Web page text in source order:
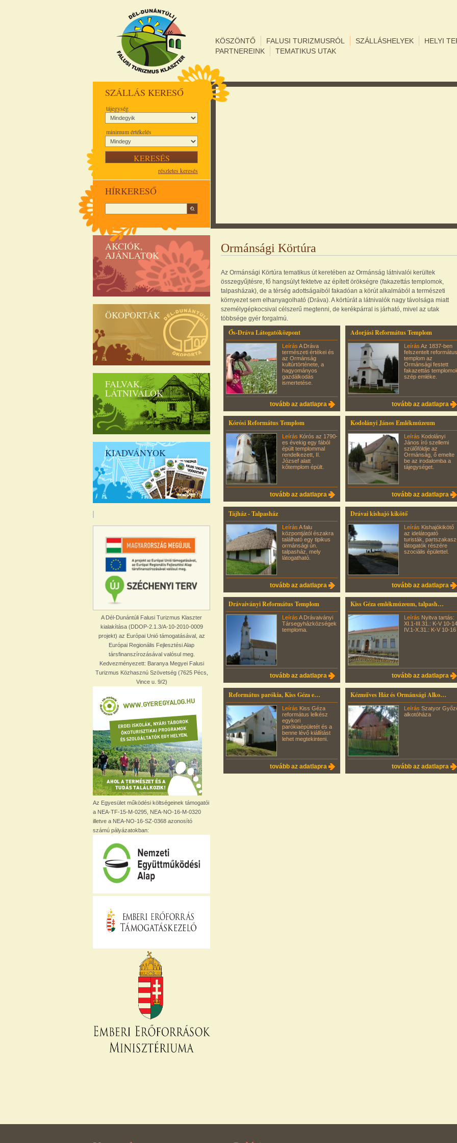
KÖSZÖNTŐ FALUSI TURIZMUSRÓL SZÁLLÁSHELYEK
HELYI
PARTNEREINK
TEMATIKUS UTAK
Ormánsági Körtúra
Az Ormánsági Körtúra tematikus út keretében az Ormánság látnivalói kerültek
összegyűjtésre, fő hangsúlyt fektetve az épített örökségre (fakazettás templomok,
talpasházak), de a térség adottságaiból fakadóan a körút alkalmából a természeti
környezet sem elhanyagolható (Dráva). A körtúrát a látnivalók nagy távolsága miatt
személygépkocsival célszerű megtenni, de kerékpárral is járható, mivel az utak
többsége gyér forgalmú.
Ős-Dráva Látogatóközpont
Leírás A Dráva
természeti értékei és
az Ormánság
kultúrtörténete, a
hagyományos
gazdálkodás
ismertetése.
tovább az adatlapra
Adorjási Református Templom
Leírás Az 1837-ben
felszentelt református
templom az
Ormánsági festett
fakazettás
szép emléke.
tovább az adatlapra
Kórósi Református Templom
Leírás Kórós az 1790-
es évekig egy fából
épült templommal
rendelkezett, II.
József alatt
kőtemplom épült.
tovább az adatlapra
Kodolányi János Emlékmúzeum
Leírás Kodolányi
János író szellemi
szülőföldje az
Ormánság, ő emelte
be az irodalomba a
tájegységet.
tovább az adatlapra
Tájház - Talpasház
Leírás A falu
központjától északra
található egy tipikus
ormánsági ún.
talpasház, mely
látogatható.
tovább az adatlapra
Drávai kishajó kikötő
Leírás Kishajókikötő
az idelátogató
turisták,
látogatók részére
szociális épülettel.
tovább az adatlapra
Drávaiványi Református Templom
Leírás A Drávaiványi
Társegyházközségek
temploma.
tovább az adatlapra
Kiss Géza emlékmúzeum, talpasház és skanzen
Leírás Nyitva tartás:
XI.1-III.31.: K-V 10-
IV.1-X.31.: K-V 10-16
tovább az adatlapra
Református parókia, Kiss Géza emlékház
Leírás Kiss Géza
református lelkész
egykori
parókiaépületét és a
benne lévő kiállítást
lehet megtekinteni.
tovább az adatlapra
Kézműves Ház és Ormánsági Alkotóműhely
Leírás Szatyor
alkotóháza
tovább az adatlapra
SZÁLLÁS KERESŐ
tájegység
minimum értékelés
részletes keresés
HÍRKERESŐ
AKCIÓK,
AJÁNLATOK
ÖKOPORTÁK
FALVAK,
LÁTNIVALÓK
KIADVÁNYOK
A Dél-Dunántúli Falusi Turizmus Klaszter
kialakítása (DDOP-2.1.3/A-10-2010-0009
projekt) az Európai Unió támogatásával, az
Európai Regionális Fejlesztési Alap
társfinanszírozásával valósul meg.
Kedvezményezett: Baranya Megyei Falusi
Turizmus Közhasznú Szövetség (7625 Pécs,
Vince u. 9/2)
Az Egyesület működési költségeinek támogatói
a NEA-TF-15-M-0295, NEA-NO-16-M-0320
illetve a NEA-NO-16-SZ-0368 azonosító
számú pályázatokban: